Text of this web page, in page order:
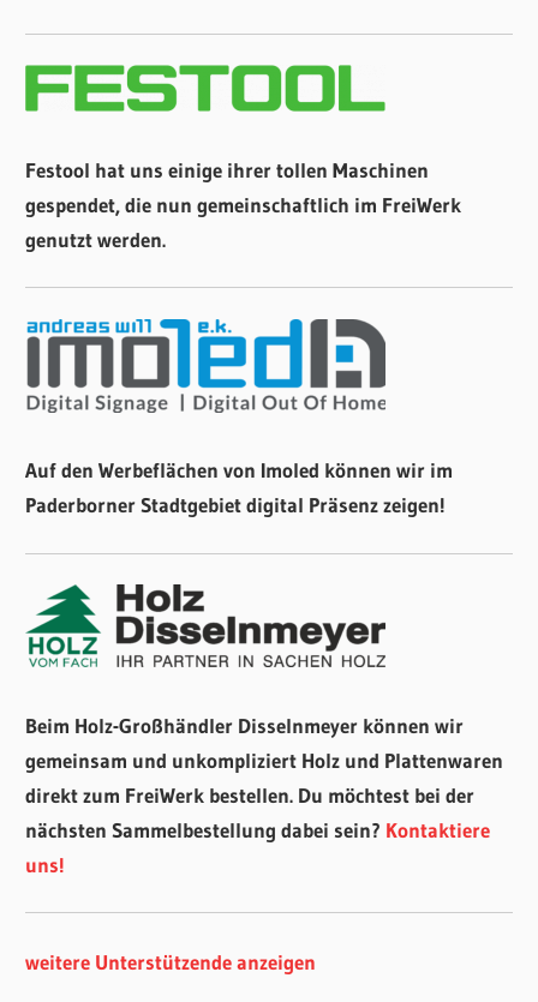
Festool hat uns einige ihrer tollen Maschinen
gespendet, die nun gemeinschaftlich im FreiWerk
genutzt werden.
Auf den Werbeflächen von Imoled können wir im
Paderborner Stadtgebiet digital Präsenz zeigen!
Beim Holz-Großhändler Disselnmeyer können wir
gemeinsam und unkompliziert Holz und Plattenwaren
direkt zum FreiWerk bestellen. Du möchtest bei der
nächsten Sammelbestellung dabei sein? Kontaktiere
uns!
weitere Unterstützende anzeigen